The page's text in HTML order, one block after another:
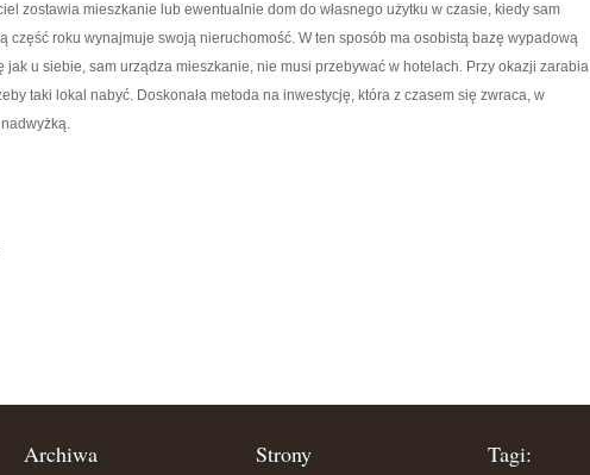
zostawia mieszkanie lub ewentualnie dom do własnego użytku w czasie, kiedy sam
część roku wynajmuje swoją nieruchomość. W ten sposób ma osobistą bazę wypadową
u siebie, sam urządza mieszkanie, nie musi przebywać w hotelach. Przy okazji zarabia
taki lokal nabyć. Doskonała metoda na inwestycję, która z czasem się zwraca, w
Archiwa Strony Tagi: